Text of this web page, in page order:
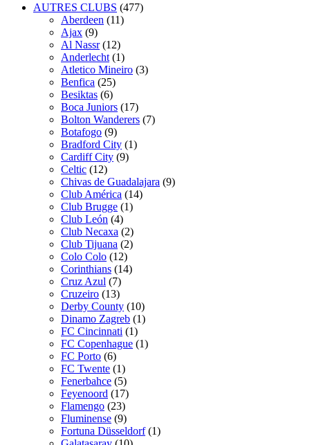
AUTRES CLUBS (477)
Aberdeen (11)
Ajax (9)
Al Nassr (12)
Anderlecht (1)
Atletico Mineiro (3)
Benfica (25)
Besiktas (6)
Boca Juniors (17)
Bolton Wanderers (7)
Botafogo (9)
Bradford City (1)
Cardiff City (9)
Celtic (12)
Chivas de Guadalajara (9)
Club América (14)
Club Brugge (1)
Club León (4)
Club Necaxa (2)
Club Tijuana (2)
Colo Colo (12)
Corinthians (14)
Cruz Azul (7)
Cruzeiro (13)
Derby County (10)
Dinamo Zagreb (1)
FC Cincinnati (1)
FC Copenhague (1)
FC Porto (6)
FC Twente (1)
Fenerbahce (5)
Feyenoord (17)
Flamengo (23)
Fluminense (9)
Fortuna Düsseldorf (1)